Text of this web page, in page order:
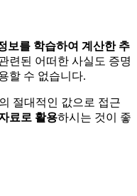
보를 학습하여 계산한 추
련된 어떠한 사실도 증명
할 수 없습니다.
절대적인 값으로 접근
료로 활용하시는 것이 좋